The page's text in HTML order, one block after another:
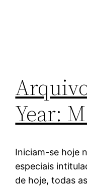
Year:
Iniciam-se hoje
especiais
de hoje, todas